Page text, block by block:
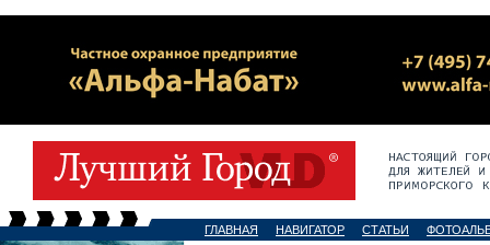
ГЛАВНАЯ НАВИГАТОР СТАТЬИ